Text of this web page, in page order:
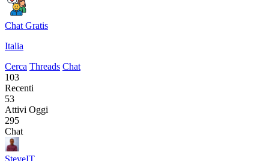
Chat Gratis
Italia
Cerca Threads Chat
103
Recenti
53
Attivi Oggi
295
Chat
SteveIT